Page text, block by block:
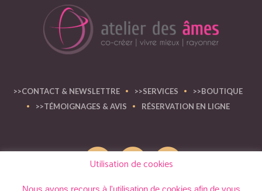
>>CONTACT & NEWSLETTRE >>SERVICES
>>BOUTIQUE
>>TÉMOIGNAGES & AVIS
RÉSERVATION EN LIGNE
Utilisation de cookies